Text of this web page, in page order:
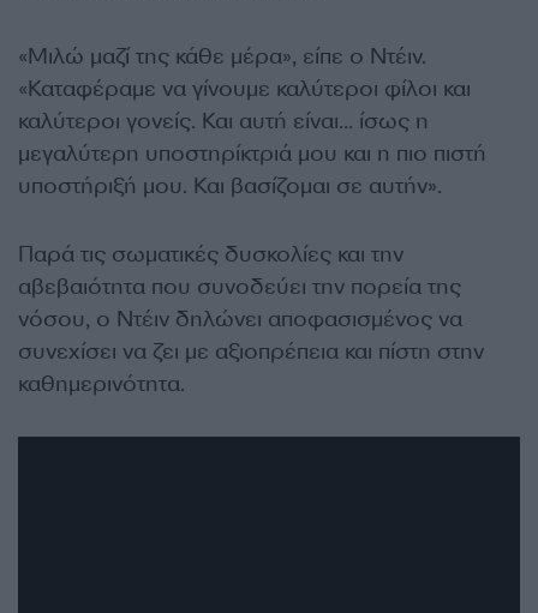
«Μιλώ μαζί της κάθε μέρα», είπε ο Ντέιν.
«Καταφέραμε να γίνουμε καλύτεροι φίλοι και
καλύτεροι γονείς. Και αυτή είναι… ίσως η
μεγαλύτερη υποστηρίκτριά μου και η πιο πιστή
υποστήριξή μου. Και βασίζομαι σε αυτήν».
Παρά τις σωματικές δυσκολίες και την
αβεβαιότητα που συνοδεύει την πορεία της
νόσου, ο Ντέιν δηλώνει αποφασισμένος να
συνεχίσει να ζει με αξιοπρέπεια και πίστη στην
καθημερινότητα.